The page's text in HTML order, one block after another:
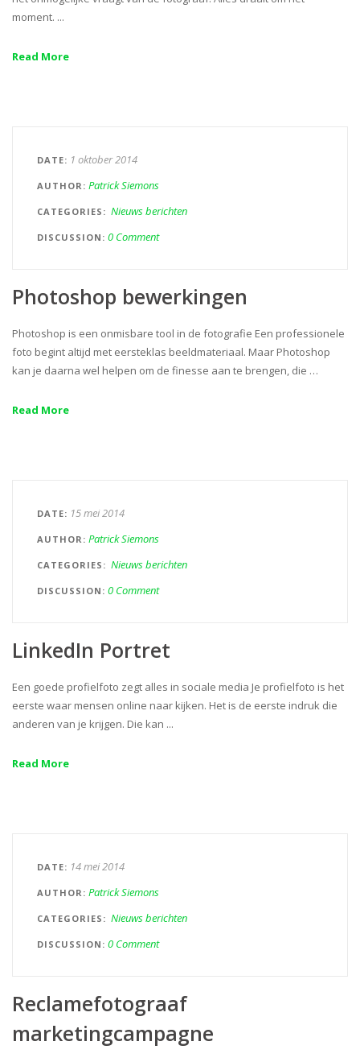
moment. ...
Read More
DATE 1 oktober 2014
AUTHOR Patrick Siemons
CATEGORIES Nieuws berichten
DISCUSSION 0 Comment
Photoshop bewerkingen
Photoshop is een onmisbare tool in de fotografie Een professionele
foto begint altijd met eersteklas beeldmateriaal. Maar Photoshop
kan je daarna wel helpen om de finesse aan te brengen, die …
Read More
DATE 15 mei 2014
AUTHOR Patrick Siemons
CATEGORIES Nieuws berichten
DISCUSSION 0 Comment
LinkedIn Portret
Een goede profielfoto zegt alles in sociale media Je profielfoto is het
eerste waar mensen online naar kijken. Het is de eerste indruk die
anderen van je krijgen. Die kan ...
Read More
DATE 14 mei 2014
AUTHOR Patrick Siemons
CATEGORIES Nieuws berichten
DISCUSSION 0 Comment
Reclamefotograaf
marketingcampagne